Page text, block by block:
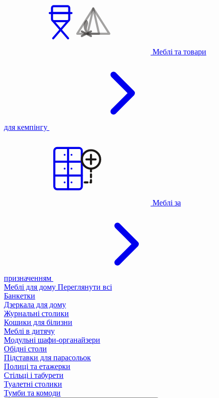
Меблі та товари
для кемпінгу
Меблі за
призначенням
Меблі для дому Переглянути всі
Банкетки
Дзеркала для дому
Журнальні столики
Кошики для білизни
Меблі в дитячу
Модульні шафи-органайзери
Обідні столи
Підставки для парасольок
Полиці та етажерки
Стільці і табурети
Туалетні столики
Тумби та комоди